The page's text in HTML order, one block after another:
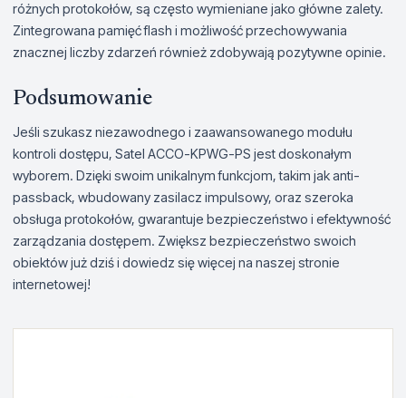
różnych protokołów, są często wymieniane jako główne zalety.
Zintegrowana pamięć flash i możliwość przechowywania
znacznej liczby zdarzeń również zdobywają pozytywne opinie.
Podsumowanie
Jeśli szukasz niezawodnego i zaawansowanego modułu
kontroli dostępu, Satel ACCO-KPWG-PS jest doskonałym
wyborem. Dzięki swoim unikalnym funkcjom, takim jak anti-
passback, wbudowany zasilacz impulsowy, oraz szeroka
obsługa protokołów, gwarantuje bezpieczeństwo i efektywność
zarządzania dostępem. Zwiększ bezpieczeństwo swoich
obiektów już dziś i dowiedz się więcej na naszej stronie
internetowej!